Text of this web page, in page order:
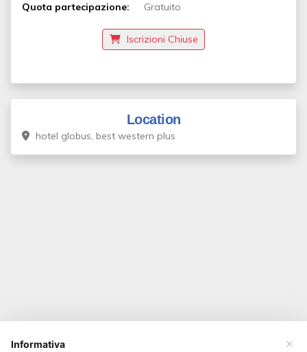
Quota partecipazione:
Gratuito
Iscrizioni Chiuse
Location
hotel globus, best western plus
×
Informativa